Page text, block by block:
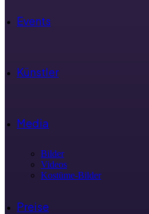
Events
Künstler
Media
Bilder
Videos
Kostüme-Bilder
Preise